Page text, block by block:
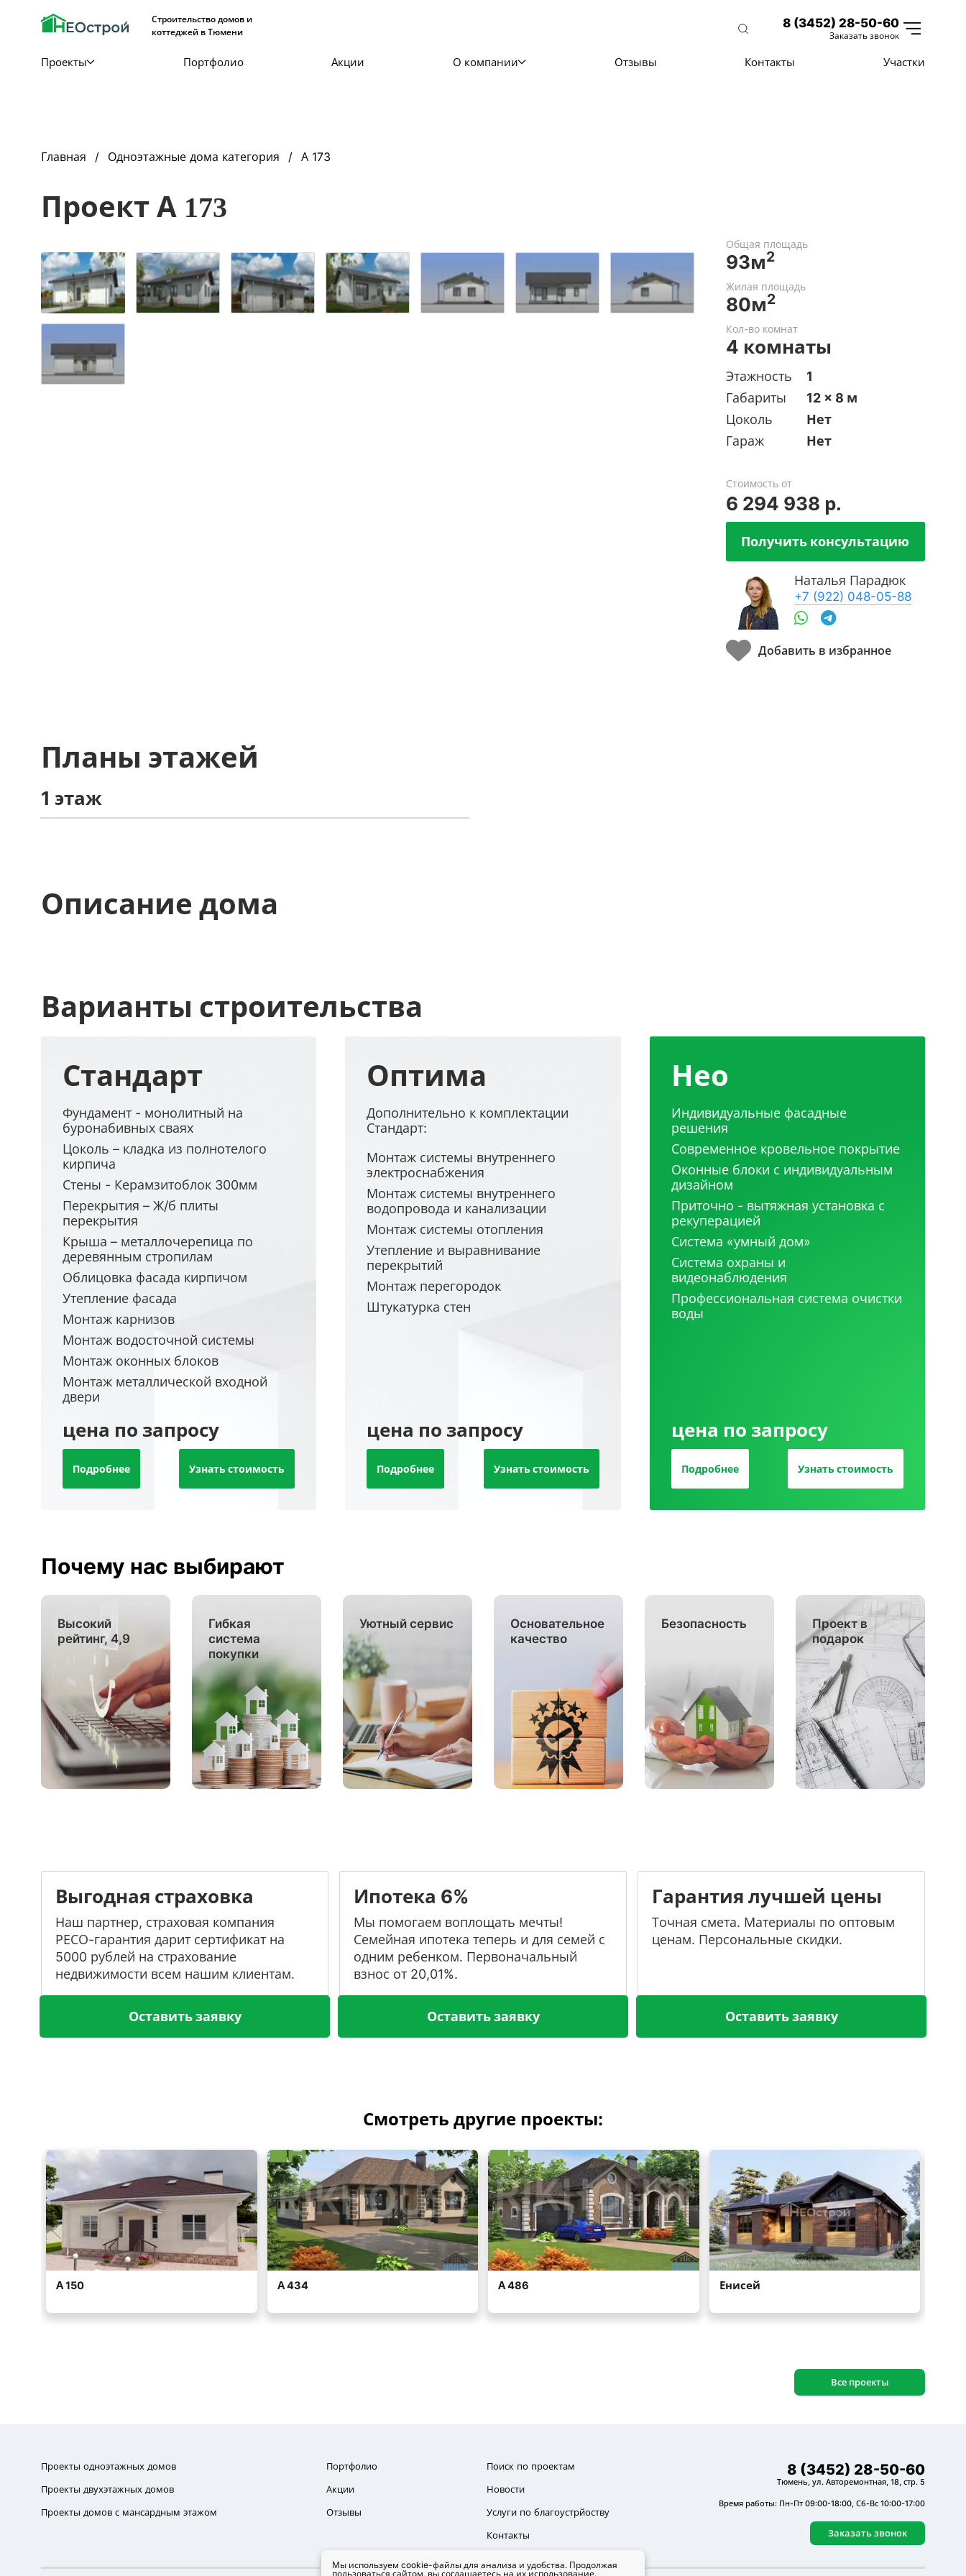
Строительство домов и
коттеджей в Тюмени
8 (3452) 28-50-60
Заказать звонок
Проекты Портфолио Акции О компании Отзывы Контакты Участки
Главная Одноэтажные дома категория А 173
Проект А 173
Общая площадь
93м2
Жилая площадь
80м2
Кол-во комнат
4 комнаты
Этажность
1
Габариты
12 x 8 м
Цоколь
Нет
Гараж
Нет
Стоимость от
6 294 938 р.
Получить консультацию
Наталья Парадюк
+7 (922) 048-05-88
Планы этажей
1 этаж
Описание дома
Варианты строительства
Стандарт
Фундамент - монолитный на
буронабивных сваях
Цоколь – кладка из полнотелого
кирпича
Стены - Керамзитоблок 300мм
Перекрытия – Ж/б плиты
перекрытия
Крыша – металлочерепица по
деревянным стропилам
Облицовка фасада кирпичом
Утепление фасада
Монтаж карнизов
Монтаж водосточной системы
Монтаж оконных блоков
Монтаж металлической входной
двери
цена по запросу
Подробнее Узнать стоимость
Оптима
Дополнительно к комплектации
Стандарт:
Монтаж системы внутреннего
электроснабжения
Монтаж системы внутреннего
водопровода и канализации
Монтаж системы отопления
Утепление и выравнивание
перекрытий
Монтаж перегородок
Штукатурка стен
цена по запросу
Подробнее Узнать стоимость
Нео
Индивидуальные фасадные
решения
Современное кровельное покрытие
Оконные блоки с индивидуальным
дизайном
Приточно - вытяжная установка с
рекуперацией
Система «умный дом»
Система охраны и
видеонаблюдения
Профессиональная система очистки
воды
цена по запросу
Подробнее Узнать стоимость
Почему нас выбирают
Высокий
рейтинг, 4,9
Гибкая
система
покупки
Уютный сервис
Основательное
качество
Безопасность
Проект в
подарок
Выгодная страховка
Наш партнер, страховая компания
РЕСО-гарантия дарит сертификат на
5000 рублей на страхование
недвижимости всем нашим клиентам.
Оставить заявку
Ипотека 6%
Мы помогаем воплощать мечты!
Семейная ипотека теперь и для семей с
одним ребенком. Первоначальный
взнос от 20,01%.
Оставить заявку
Гарантия лучшей цены
Точная смета. Материалы по оптовым
ценам. Персональные скидки.
Оставить заявку
Смотреть другие проекты:
Все проекты
Проекты одноэтажных домов
Проекты двухэтажных домов
Проекты домов с мансардным этажом
Портфолио
Акции
Отзывы
Поиск по проектам
Новости
Услуги по благоустрйоству
Контакты
8 (3452) 28-50-60
Тюмень, ул. Авторемонтная, 18, стр. 5
Время работы: Пн-Пт 09:00-18:00, Сб-Вс 10:00-17:00
Заказать звонок
Мы используем cookie-файлы для анализа и удобства. Продолжая
пользоваться сайтом, вы соглашаетесь на их использование.